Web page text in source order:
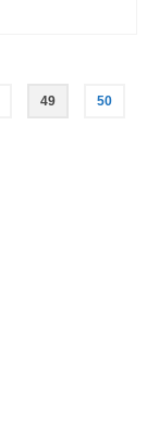
49 50